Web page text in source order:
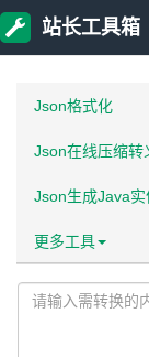
站长工具箱
Json格式化
Json在线压缩转
Json生成Java实
更多工具